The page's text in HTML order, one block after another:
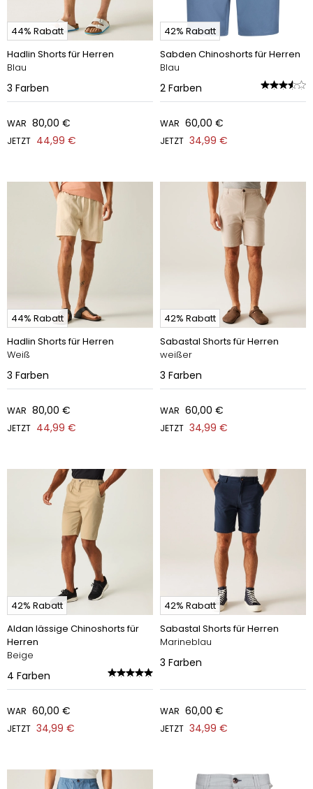
44% Rabatt
Hadlin Shorts für Herren
Blau
3 Farben
WAR 80,00 €
JETZT 44,99 €
42% Rabatt
Sabden Chinoshorts für Herren
Blau
2 Farben
WAR 60,00 €
JETZT 34,99 €
44% Rabatt
Hadlin Shorts für Herren
Weiß
3 Farben
WAR 80,00 €
JETZT 44,99 €
42% Rabatt
Sabastal Shorts für Herren
weißer
3 Farben
WAR 60,00 €
JETZT 34,99 €
42% Rabatt
Aldan lässige Chinoshorts für
Herren
Beige
4 Farben
WAR 60,00 €
JETZT 34,99 €
42% Rabatt
Sabastal Shorts für Herren
Marineblau
3 Farben
WAR 60,00 €
JETZT 34,99 €